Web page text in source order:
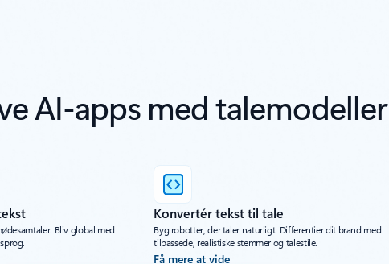
AI-apps med talemodeller
Bliv global med
Konvertér tekst til tale
Byg robotter, der taler naturligt. Differentier dit brand med
tilpassede, realistiske stemmer og talestile.
Få mere at vide